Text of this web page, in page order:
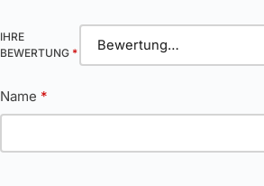
IHRE
BEWERTUNG *
Name *